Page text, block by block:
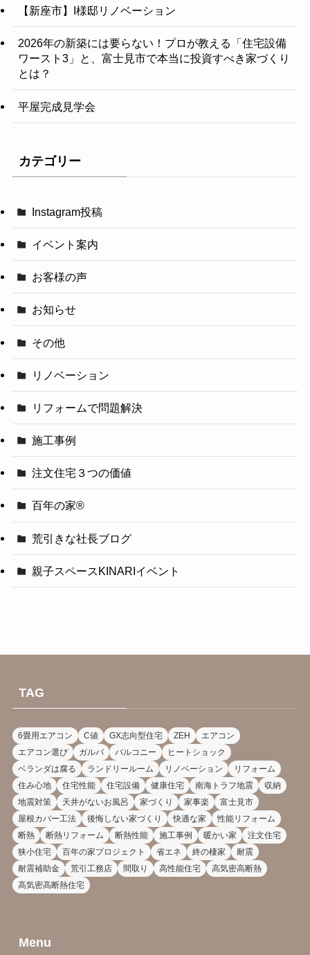
【新座市】I様邸リノベーション
2026年の新築には要らない！プロが教える「住宅設備
ワースト3」と、富士見市で本当に投資すべき家づくり
とは？
平屋完成見学会
カテゴリー
Instagram投稿
イベント案内
お客様の声
お知らせ
その他
リノベーション
リフォームで問題解決
施工事例
注文住宅３つの価値
百年の家®️
荒引きな社長ブログ
親子スペースKINARIイベント
TAG
6畳用エアコン C値 GX志向型住宅 ZEH
エアコン
エアコン選び
ガルバ バルコニー
ヒートショック
ベランダは腐る
ランドリールーム リノベーション
リフォーム
住み心地
住宅性能 住宅設備 健康住宅 南海トラフ地震
収納
地震対策
天井がないお風呂 家づくり 家事楽
富士見市
屋根カバー工法
後悔しない家づくり 快適な家
性能リフォーム
断熱
断熱リフォーム 断熱性能 施工事例 暖かい家
注文住宅
狭小住宅
百年の家プロジェクト 省エネ 終の棲家
耐震
耐震補助金
荒引工務店 間取り 高性能住宅
高気密高断熱
高気密高断熱住宅
Menu